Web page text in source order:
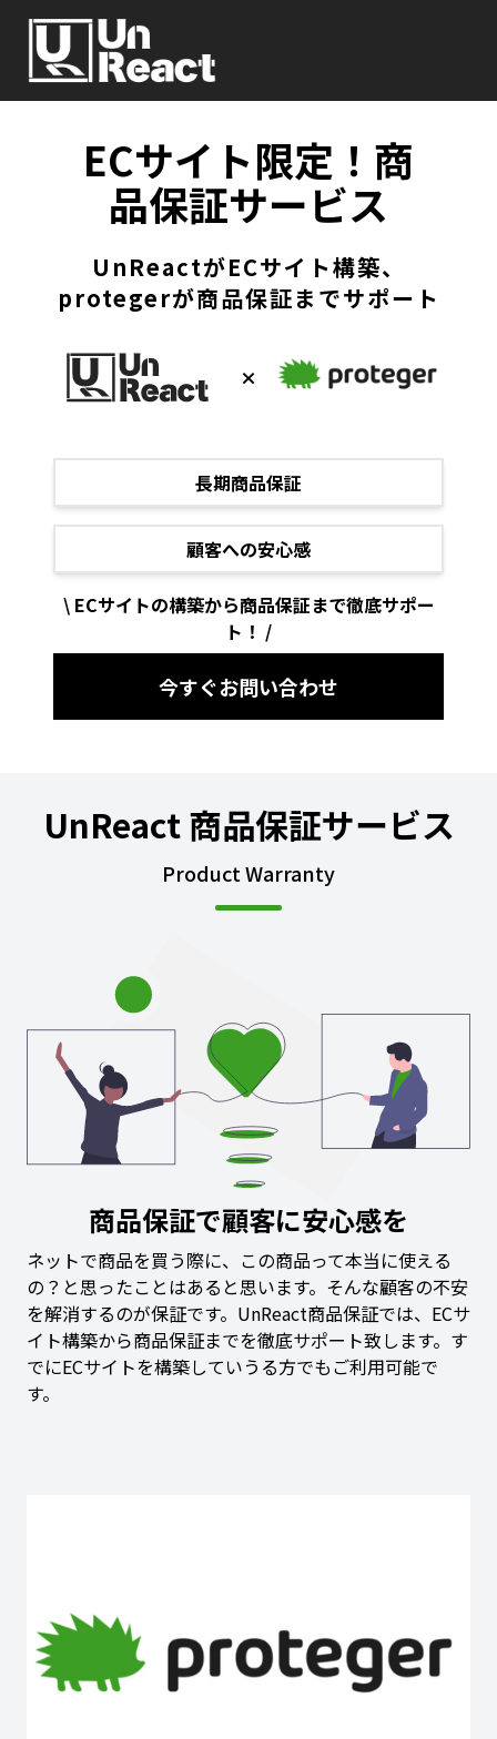
ECサイト限定！商
品保証サービス
UnReactがECサイト構築、
protegerが商品保証までサポート
×
長期商品保証
顧客への安心感
\ ECサイトの構築から商品保証まで徹底サポー
ト！ /
今すぐお問い合わせ
UnReact 商品保証サービス
Product Warranty
商品保証で顧客に安心感を
ネットで商品を買う際に、この商品って本当に使える
の？と思ったことはあると思います。そんな顧客の不安
を解消するのが保証です。UnReact商品保証では、ECサ
イト構築から商品保証までを徹底サポート致します。す
でにECサイトを構築していうる方でもご利用可能で
す。